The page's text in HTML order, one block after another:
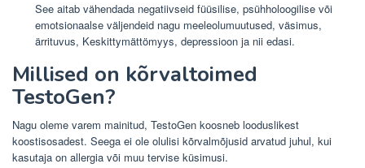
See aitab vähendada negatiivseid füüsilise, psühholoogilise või
emotsionaalse väljendeid nagu meeleolumuutused, väsimus,
ärrituvus, Keskittymättömyys, depressioon ja nii edasi.
Millised on kõrvaltoimed
TestoGen?
Nagu oleme varem mainitud, TestoGen koosneb looduslikest
koostisosadest. Seega ei ole olulisi kõrvalmõjusid arvatud juhul, kui
kasutaja on allergia või muu tervise küsimusi.